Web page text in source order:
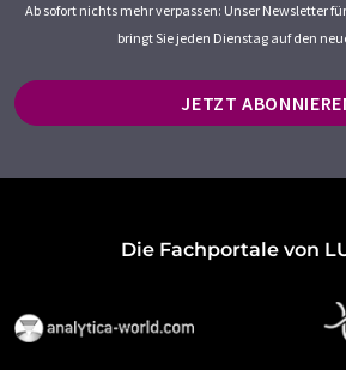
Ab sofort nichts mehr verpassen: Unser Newsletter
bringt Sie jeden Dienstag auf den
JETZT
Die Fachportale von